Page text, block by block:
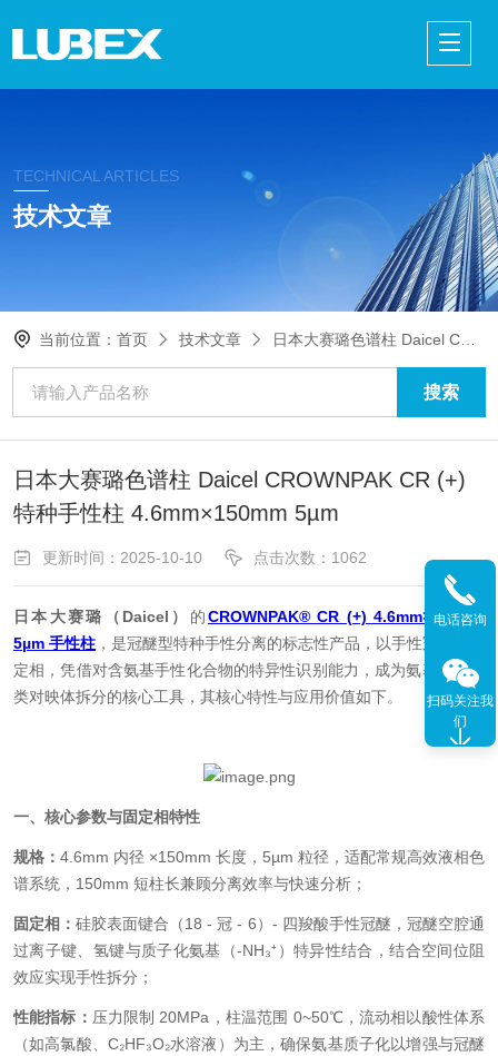
TECHNICAL ARTICLES
技术文章
当前位置：首页 技术文章 日本大赛璐色谱柱 Daicel CROWNPAK CR (+) 特种手性柱 4.6mm×150mm 5µm
日本大赛璐色谱柱 Daicel CROWNPAK CR (+)
特种手性柱 4.6mm×150mm 5µm
更新时间：2025-10-10 点击次数：1062
日本大赛璐（Daicel） 的CROWNPAK® CR (+) 4.6mm×150mm
5µm 手性柱 ，是冠醚型特种手性分离的标志性产品，以手性冠醚为固
定相，凭借对含氨基手性化合物的特异性识别能力，成为氨基酸、胺
类对映体拆分的核心工具，其核心特性与应用价值如下。
一、核心参数与固定相特性
规格： 4.6mm 内径 ×150mm 长度，5µm 粒径，适配常规高效液相色
谱系统，150mm 短柱长兼顾分离效率与快速分析；
固定相：硅胶表面键合（18 - 冠 - 6）- 四羧酸手性冠醚，冠醚空腔通
过离子键、氢键与质子化氨基（-NH₃⁺）特异性结合，结合空间位阻
效应实现手性拆分；
性能指标： 压力限制 20MPa，柱温范围 0~50℃，流动相以酸性体系
（如高氯酸、 C₂HF₃O₂水溶液）为主，确保氨基质子化以增强与冠醚
电话咨询
扫码关注我
们